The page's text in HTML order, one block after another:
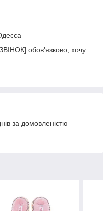
обов'язково, хочу
за домовленістю